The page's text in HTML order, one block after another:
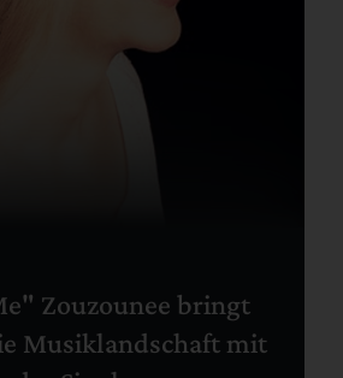
Zouzounee bringt
Musiklandschaft mit